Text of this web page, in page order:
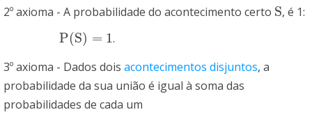
2º axioma - A probabilidade do acontecimento certo S
S, é 1:
P(S) = 1
P(S)=1
.
3º axioma - Dados dois acontecimentos disjuntos, a
probabilidade da sua união é igual à soma das
probabilidades de cada um